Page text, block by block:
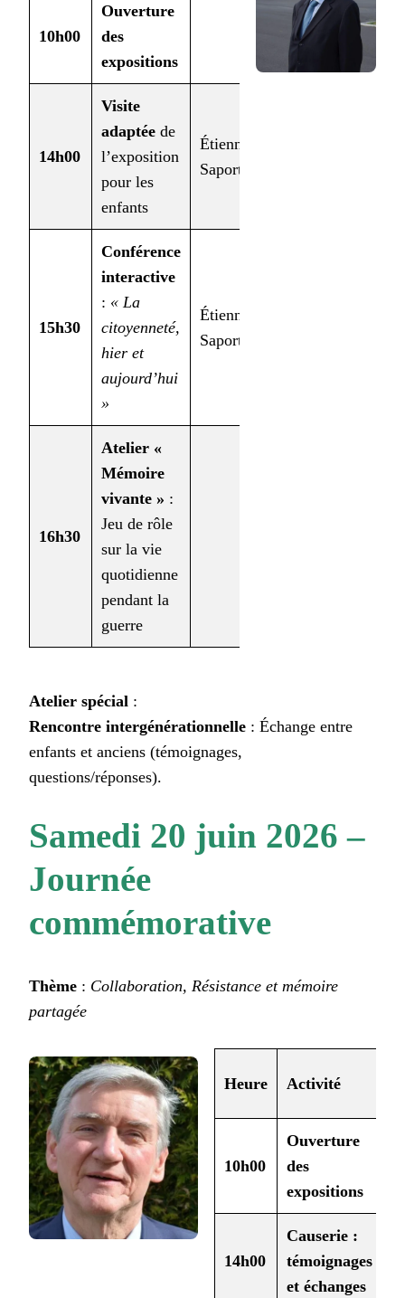
10h00
Ouverture
des
expositions
Tous
14h00
Visite
adaptée de
l’exposition
pour les
enfants
Étienne de
Saporta
15h30
Conférence
interactive
: « La
citoyenneté,
hier et
aujourd’hui
»
Étienne de
Saporta
16h30
Atelier «
Mémoire
vivante » :
Jeu de rôle
sur la vie
quotidienne
pendant la
guerre
Atelier spécial :
Rencontre intergénérationnelle : Échange entre
enfants et anciens (témoignages,
questions/réponses).
Samedi 20 juin 2026 –
Journée
commémorative
Thème : Collaboration, Résistance et mémoire
partagée
Heure Activité
10h00
Ouverture
des
expositions
14h00
Causerie :
témoignages
et échanges